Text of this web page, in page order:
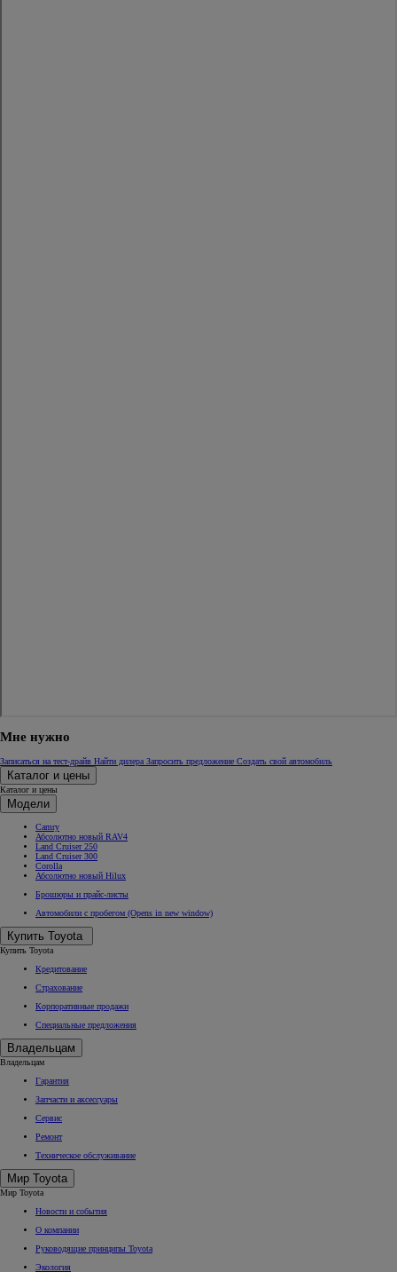
Мне нужно
Записаться на тест-драйв Найти дилера Запросить предложение Создать свой автомобиль
Каталог и цены
Каталог и цены
Модели
Camry
Абсолютно новый RAV4
Land Cruiser 250
Land Cruiser 300
Corolla
Абсолютно новый Hilux
Брошюры и прайс-листы
Автомобили с пробегом (Opens in new window)
Купить Toyota
Купить Toyota
Кредитование
Страхование
Корпоративные продажи
Специальные предложения
Владельцам
Владельцам
Гарантия
Запчасти и аксессуары
Сервис
Ремонт
Техническое обслуживание
Мир Toyota
Мир Toyota
Новости и события
О компании
Руководящие принципы Toyota
Экология